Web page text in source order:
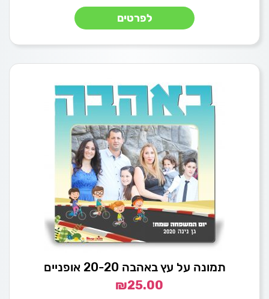
לפרטים
תמונה על עץ באהבה 20-20 אופניים
₪25.00